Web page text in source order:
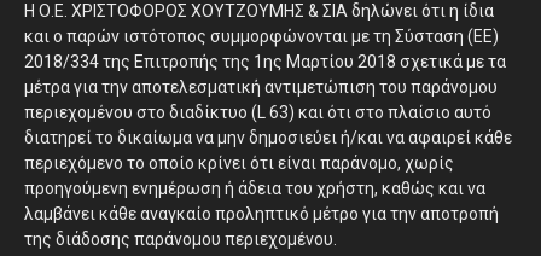
Η Ο.Ε. ΧΡΙΣΤΟΦΟΡΟΣ ΧΟΥΤΖΟΥΜΗΣ & ΣΙΑ δηλώνει ότι η ίδια
και ο παρών ιστότοπος συμμορφώνονται με τη Σύσταση (ΕΕ)
2018/334 της Επιτροπής της 1ης Μαρτίου 2018 σχετικά με τα
μέτρα για την αποτελεσματική αντιμετώπιση του παράνομου
περιεχομένου στο διαδίκτυο (L 63) και ότι στο πλαίσιο αυτό
διατηρεί το δικαίωμα να μην δημοσιεύει ή/και να αφαιρεί κάθε
περιεχόμενο το οποίο κρίνει ότι είναι παράνομο, χωρίς
προηγούμενη ενημέρωση ή άδεια του χρήστη, καθώς και να
λαμβάνει κάθε αναγκαίο προληπτικό μέτρο για την αποτροπή
της διάδοσης παράνομου περιεχομένου.